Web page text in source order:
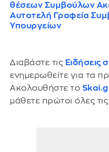
θέσεων Συμβούλων
Αυτοτελή Γραφεία
Υπουργείων
Διαβάστε τις Ειδήσεις
ενημερωθείτε για τα
Ακολουθήστε το
μάθετε πρώτοι όλες τις